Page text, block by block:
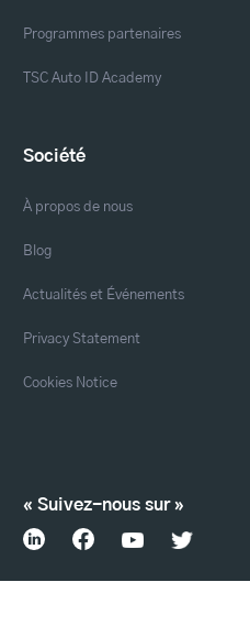
Programmes partenaires
TSC Auto ID Academy
Société
À propos de nous
Blog
Actualités et Événements
Privacy Statement
Cookies Notice
« Suivez-nous sur »